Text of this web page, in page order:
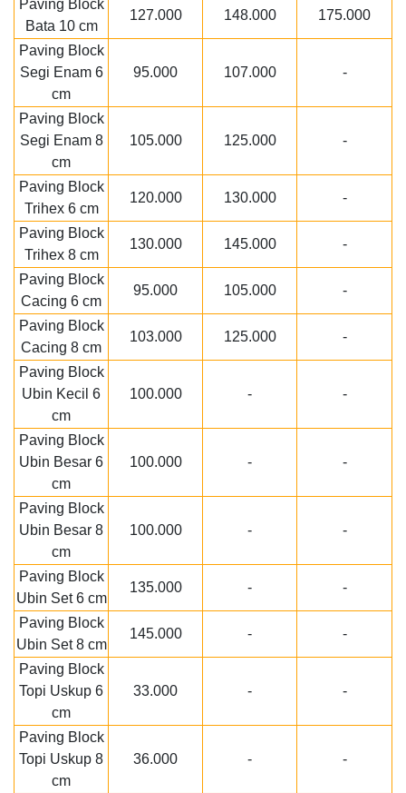
Paving Block
Bata 10 cm
127.000 148.000 175.000
Paving Block
Segi Enam 6
cm
95.000 107.000 -
Paving Block
Segi Enam 8
cm
105.000 125.000 -
Paving Block
Trihex 6 cm
120.000 130.000 -
Paving Block
Trihex 8 cm
130.000 145.000 -
Paving Block
Cacing 6 cm
95.000 105.000 -
Paving Block
Cacing 8 cm
103.000 125.000 -
Paving Block
Ubin Kecil 6
cm
100.000 - -
Paving Block
Ubin Besar 6
cm
100.000 - -
Paving Block
Ubin Besar 8
cm
100.000 - -
Paving Block
Ubin Set 6 cm
135.000 - -
Paving Block
Ubin Set 8 cm
145.000 - -
Paving Block
Topi Uskup 6
cm
33.000 - -
Paving Block
Topi Uskup 8
cm
36.000 - -